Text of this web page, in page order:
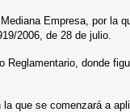
Empresa, por la
2006, de 28 de julio.
donde
que se comenzará a